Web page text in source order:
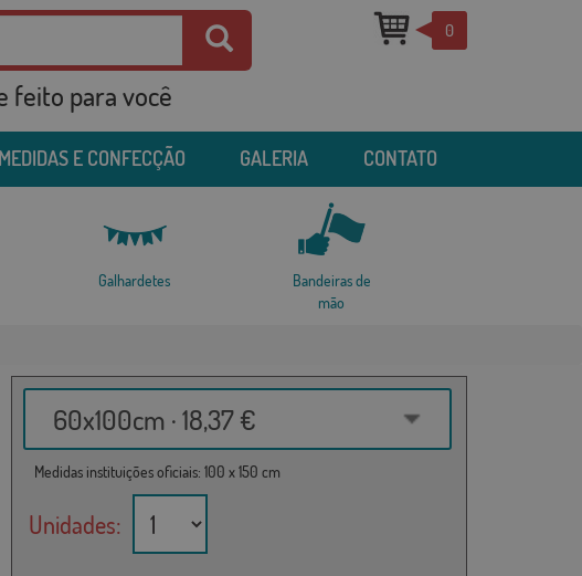
feito para você
0
MEDIDAS E CONFECÇÃO GALERIA CONTATO
Galhardetes
Bandeiras de
mão
60x100cm · 18,37 €
Medidas instituições oficiais: 100 x 150 cm
Unidades: